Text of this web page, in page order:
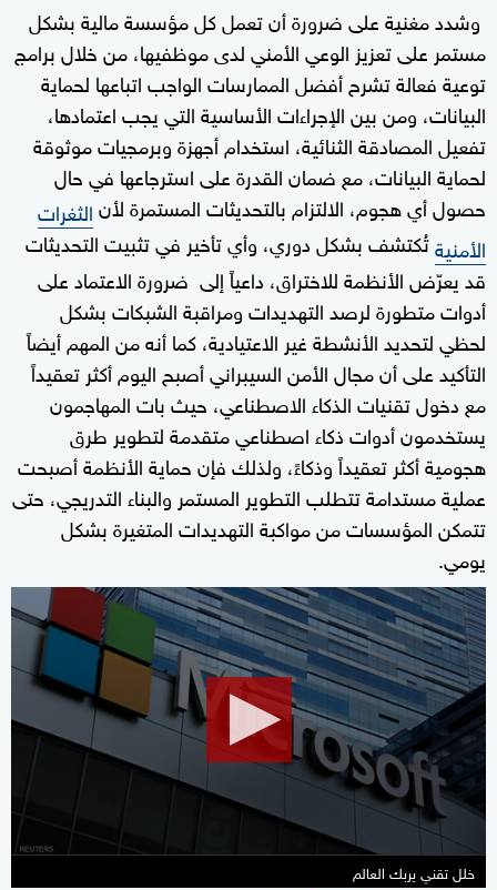
وشدد مغنية على ضرورة أن تعمل كل مؤسسة مالية بشكل
مستمر على تعزيز الوعي الأمني لدى موظفيها، من خلال برامج
توعية فعالة تشرح أفضل الممارسات الواجب اتباعها لحماية
البيانات، ومن بين الإجراءات الأساسية التي يجب اعتمادها،
تفعيل المصادقة الثنائية، استخدام أجهزة وبرمجيات موثوقة
لحماية البيانات، مع ضمان القدرة على استرجاعها في حال
حصول أي هجوم، الالتزام بالتحديثات المستمرة لأنالثغرات
الأمنيةتُكتشف بشكل دوري، وأي تأخير في تثبيت التحديثات
قد يعرّض الأنظمة للاختراق، داعياً إلى ضرورة الاعتماد على
أدوات متطورة لرصد التهديدات ومراقبة الشبكات بشكل
لحظي لتحديد الأنشطة غير الاعتيادية، كما أنه من المهم أيضاً
التأكيد على أن مجال الأمن السيبراني أصبح اليوم أكثر تعقيداً
مع دخول تقنيات الذكاء الاصطناعي، حيث بات المهاجمون
يستخدمون أدوات ذكاء اصطناعي متقدمة لتطوير طرق
هجومية أكثر تعقيداً وذكاءً، ولذلك فإن حماية الأنظمة أصبحت
عملية مستدامة تتطلب التطوير المستمر والبناء التدريجي، حتى
تتمكن المؤسسات من مواكبة التهديدات المتغيرة بشكل
يومي.
seconds
خلل تقني يربك العالم